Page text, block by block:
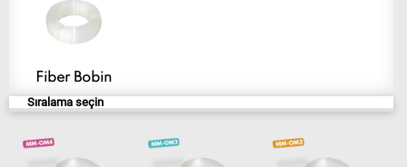
Fiber Bobin
Sıralama seçin